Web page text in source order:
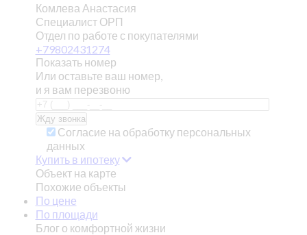
Комлева Анастасия
Специалист ОРП
Отдел по работе с покупателями
+79802431274
Показать номер
Или оставьте ваш номер,
и я вам перезвоню
Согласие на обработку персональных
данных
Купить в ипотеку
Объект на карте
Похожие объекты
По цене
По площади
Блог о комфортной жизни